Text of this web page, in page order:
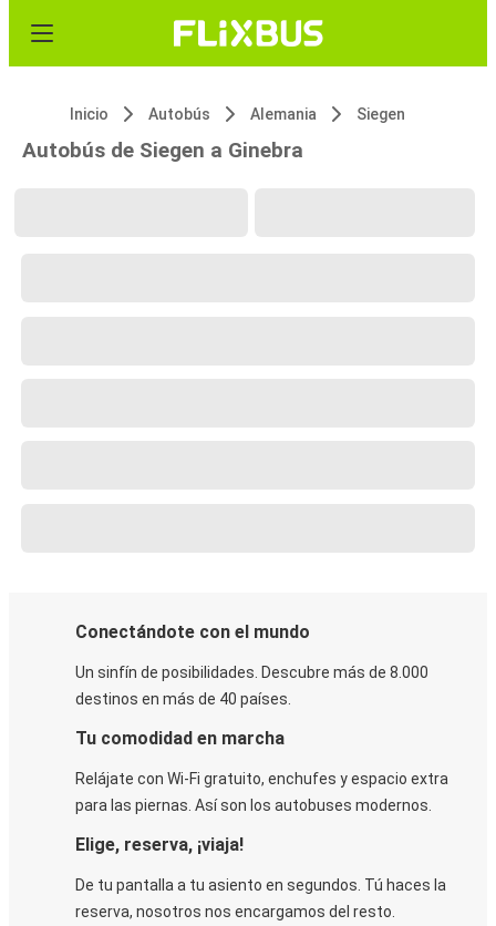
Inicio Autobús Alemania Siegen
Autobús de Siegen a Ginebra
Conectándote con el mundo
Un sinfín de posibilidades. Descubre más de 8.000
destinos en más de 40 países.
Tu comodidad en marcha
Relájate con Wi-Fi gratuito, enchufes y espacio extra
para las piernas. Así son los autobuses modernos.
Elige, reserva, ¡viaja!
De tu pantalla a tu asiento en segundos. Tú haces la
reserva, nosotros nos encargamos del resto.